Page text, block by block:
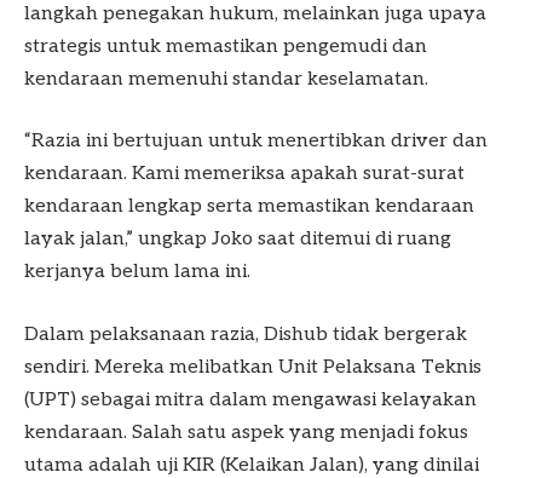
langkah penegakan hukum, melainkan juga upaya
strategis untuk memastikan pengemudi dan
kendaraan memenuhi standar keselamatan.
“Razia ini bertujuan untuk menertibkan driver dan
kendaraan. Kami memeriksa apakah surat-surat
kendaraan lengkap serta memastikan kendaraan
layak jalan,” ungkap Joko saat ditemui di ruang
kerjanya belum lama ini.
Dalam pelaksanaan razia, Dishub tidak bergerak
sendiri. Mereka melibatkan Unit Pelaksana Teknis
(UPT) sebagai mitra dalam mengawasi kelayakan
kendaraan. Salah satu aspek yang menjadi fokus
utama adalah uji KIR (Kelaikan Jalan), yang dinilai